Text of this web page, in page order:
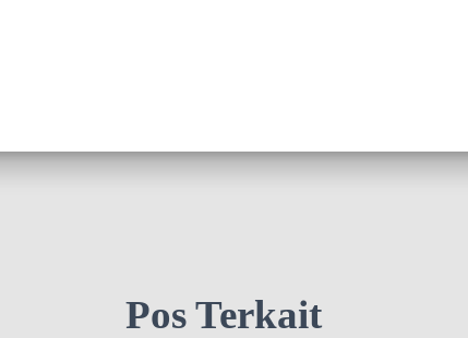
Pos Terkait